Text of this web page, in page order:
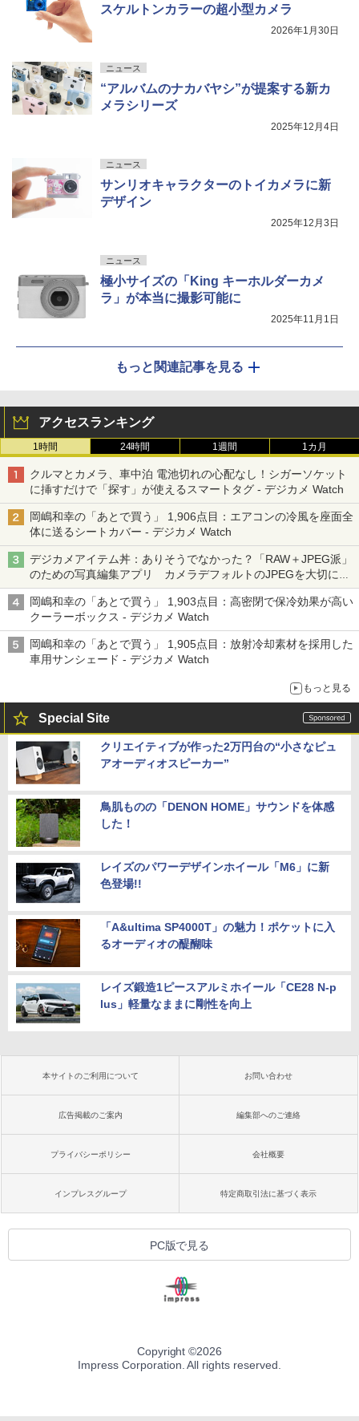
スケルトンカラーの超小型カメラ
2026年1月30日
ニュース
“アルバムのナカバヤシ”が提案する新カ
メラシリーズ
2025年12月4日
ニュース
サンリオキャラクターのトイカメラに新
デザイン
2025年12月3日
ニュース
極小サイズの「King キーホルダーカメ
ラ」が本当に撮影可能に
2025年11月1日
もっと関連記事を見る
アクセスランキング
1時間 24時間 1週間 1カ月
クルマとカメラ、車中泊 電池切れの心配なし！シガーソケット
に挿すだけで「探す」が使えるスマートタグ - デジカメ Watch
岡嶋和幸の「あとで買う」 1,906点目：エアコンの冷風を座面全
体に送るシートカバー - デジカメ Watch
デジカメアイテム丼：ありそうでなかった？「RAW＋JPEG派」
のための写真編集アプリ カメラデフォルトのJPEGを大切にす
る「Filmator」
岡嶋和幸の「あとで買う」 1,903点目：高密閉で保冷効果が高い
クーラーボックス - デジカメ Watch
岡嶋和幸の「あとで買う」 1,905点目：放射冷却素材を採用した
車用サンシェード - デジカメ Watch
もっと見る
Special Site
クリエイティブが作った2万円台の“小さなピュ
アオーディオスピーカー”
鳥肌ものの「DENON HOME」サウンドを体感
した！
レイズのパワーデザインホイール「M6」に新
色登場!!
「A&ultima SP4000T」の魅力！ポケットに入
るオーディオの醍醐味
レイズ鍛造1ピースアルミホイール「CE28 N-p
lus」軽量なままに剛性を向上
本サイトのご利用について お問い合わせ
広告掲載のご案内 編集部へのご連絡
プライバシーポリシー 会社概要
インプレスグループ 特定商取引法に基づく表示
PC版で見る
Copyright ©2026
Impress Corporation. All rights reserved.